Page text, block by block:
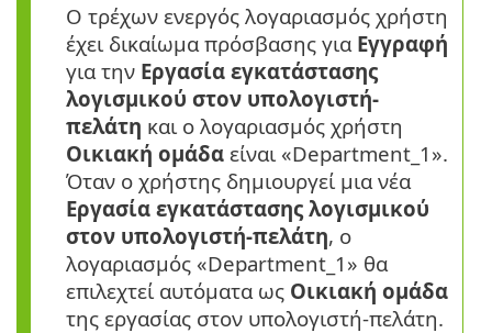
Ο τρέχων ενεργός λογαριασμός χρήστη
έχει δικαίωμα πρόσβασης για Εγγραφή
για την Εργασία εγκατάστασης
λογισμικού στον υπολογιστή-
πελάτη και ο λογαριασμός χρήστη
Οικιακή ομάδα είναι «Department_1».
Όταν ο χρήστης δημιουργεί μια νέα
Εργασία εγκατάστασης λογισμικού
στον υπολογιστή-πελάτη, ο
λογαριασμός «Department_1» θα
επιλεχτεί αυτόματα ως Οικιακή ομάδα
της εργασίας στον υπολογιστή-πελάτη.